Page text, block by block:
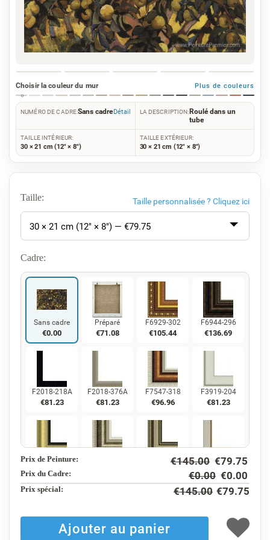
Choisir la couleur du mur Plus de couleurs
NUMÉRO DE CADRE:Sans cadreDétail LA DESCRIPTION: Roulé dans un
tube
TAILLE INTÉRIEUR:
30 × 21 cm (12" × 8")
TAILLE EXTÉRIEUR:
30 × 21 cm (12" × 8")
Taille: Taille personnalisée ? Cliquez ici
30 × 21 cm (12" × 8") — €79.75
Cadre:
Sans cadre
€0.00
Préparé
€71.08
F6929-302
€105.44
F6944-296
€136.69
F2018-218A
€81.23
F2018-376A
€81.23
F7547-318
€96.96
F3919-204
€81.23
F5130-234
€117.16
F5429-258 F3013-236
€86.29
F1823-204 F8645-298 F6537-236 F7034-298
Prix de Peinture: €145.00 €79.75
Prix du Cadre: €0.00 €0.00
Prix ​​spécial: €145.00 €79.75